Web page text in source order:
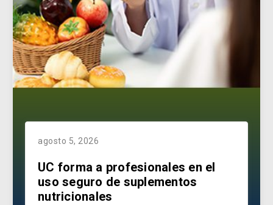
agosto 5, 2026
UC forma a profesionales en el
uso seguro de suplementos
nutricionales